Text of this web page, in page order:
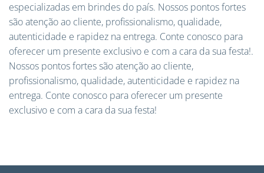
especializadas em brindes do país. Nossos pontos fortes
são atenção ao cliente, profissionalismo, qualidade,
autenticidade e rapidez na entrega. Conte conosco para
oferecer um presente exclusivo e com a cara da sua festa!.
Nossos pontos fortes são atenção ao cliente,
profissionalismo, qualidade, autenticidade e rapidez na
entrega. Conte conosco para oferecer um presente
exclusivo e com a cara da sua festa!